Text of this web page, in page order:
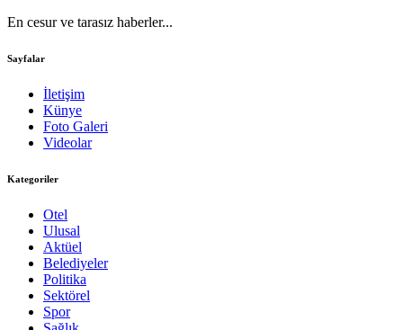
En cesur ve tarasız haberler...
Sayfalar
İletişim
Künye
Foto Galeri
Videolar
Kategoriler
Otel
Ulusal
Aktüel
Belediyeler
Politika
Sektörel
Spor